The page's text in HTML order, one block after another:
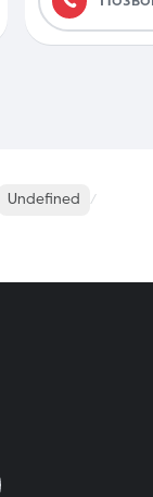
Undefined